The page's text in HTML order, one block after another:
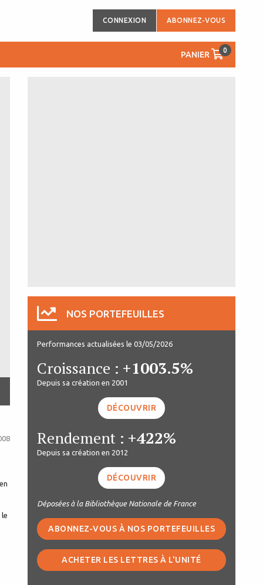
CONNEXION ABONNEZ-VOUS
PANIER 0
NOS PORTEFEUILLES
Performances actualisées le 03/05/2026
Croissance : +1003.5%
Depuis sa création en 2001
DÉCOUVRIR
Rendement : +422%
Depuis sa création en 2012
DÉCOUVRIR
Déposées à la Bibliothèque Nationale de France
ABONNEZ-VOUS À NOS PORTEFEUILLES
ACHETER LES LETTRES À L'UNITÉ